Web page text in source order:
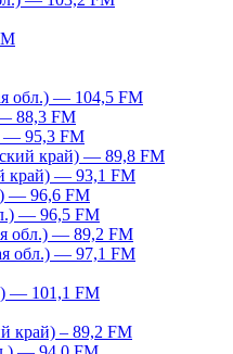
обл.) — 104,5 FM
88,3 FM
— 95,3 FM
край) — 89,8 FM
край) — 93,1 FM
— 96,6 FM
— 96,5 FM
обл.) — 89,2 FM
обл.) — 97,1 FM
— 101,1 FM
край) – 89,2 FM